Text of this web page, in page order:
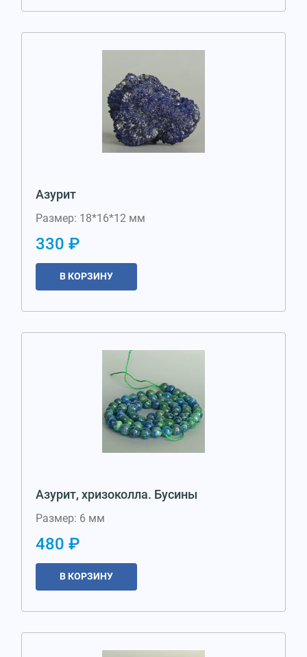
Азурит
Размер: 18*16*12 мм
330 ₽
В КОРЗИНУ
Азурит, хризоколла. Бусины
Размер: 6 мм
480 ₽
В КОРЗИНУ